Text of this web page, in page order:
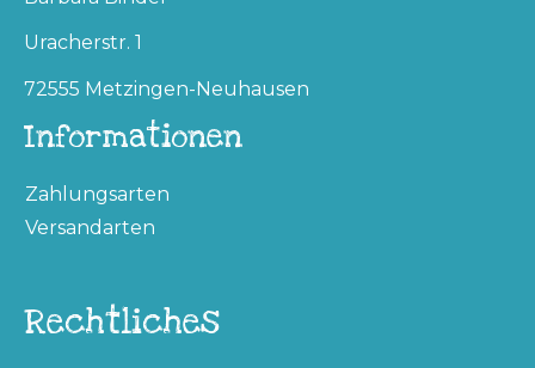
Uracherstr. 1
72555 Metzingen-Neuhausen
Informationen
Zahlungsarten
Versandarten
Rechtliches